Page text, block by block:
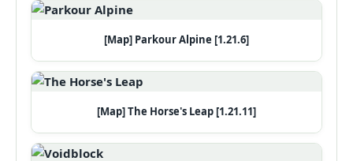
[Map] Parkour Alpine [1.21.6]
[Map] The Horse's Leap [1.21.11]